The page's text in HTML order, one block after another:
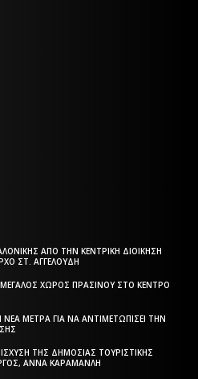
ΑΠΌ ΤΗΝ ΚΕΝΤΡΙΚΉ ΔΙΟΊΚΗΣΗ
ΣΤ. ΑΓΓΕΛΟΎΔΗ
ΜΕΓΆΛΟΣ ΧΏΡΟΣ ΠΡΑΣΊΝΟΥ ΣΤΟ ΚΈΝΤΡΟ
ΜΈΤΡΑ ΓΙΑ ΝΑ ΑΝΤΙΜΕΤΩΠΊΣΕΙ ΤΗΝ
ΤΗΣ ΔΗΜΌΣΙΑΣ ΤΟΥΡΙΣΤΙΚΉΣ
ΆΝΝΑ ΚΑΡΑΜΑΝΛΉ